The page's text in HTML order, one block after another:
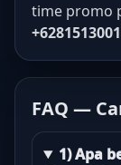
time promo
FAQ —
1) Apa